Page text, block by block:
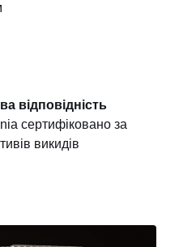
відповідність
сертифіковано за
викидів